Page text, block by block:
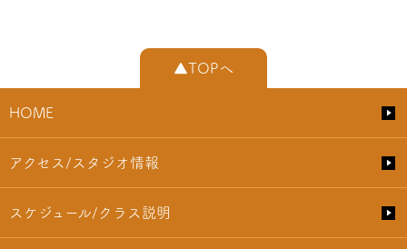
▲TOPへ
HOME
アクセス/スタジオ情報
スケジュール/クラス説明